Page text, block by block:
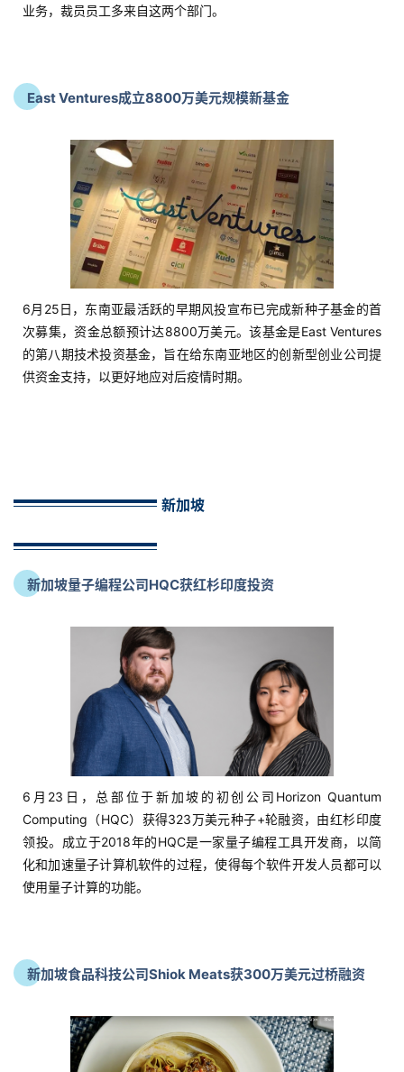
业务，裁员员工多来自这两个部门。
East Ventures成立8800万美元规模新基金
6月25日，东南亚最活跃的早期风投宣布已完成新种子基金的首
次募集，资金总额预计达8800万美元。该基金是East Ventures
的第八期技术投资基金，旨在给东南亚地区的创新型创业公司提
供资金支持，以更好地应对后疫情时期。
新加坡
新加坡量子编程公司HQC获红杉印度投资
6月23日，总部位于新加坡的初创公司Horizon Quantum
Computing（HQC）获得323万美元种子+轮融资，由红杉印度
领投。成立于2018年的HQC是一家量子编程工具开发商，以简
化和加速量子计算机软件的过程，使得每个软件开发人员都可以
使用量子计算的功能。
新加坡食品科技公司Shiok Meats获300万美元过桥融资